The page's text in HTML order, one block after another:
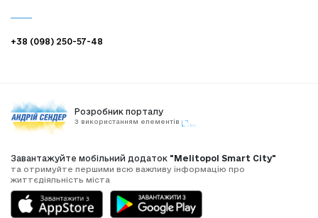
+38 (098) 250-57-48
Розробник порталу
З використанням елементів
Завантажуйте мобільний додаток "Melitopol Smart City"
та отримуйте першими всю важливу інформацію про
життєдіяльність міста